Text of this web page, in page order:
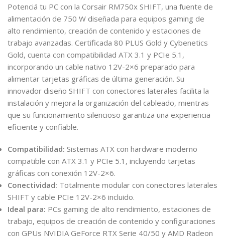
Potenciá tu PC con la Corsair RM750x SHIFT, una fuente de
alimentación de 750 W diseñada para equipos gaming de
alto rendimiento, creación de contenido y estaciones de
trabajo avanzadas. Certificada 80 PLUS Gold y Cybenetics
Gold, cuenta con compatibilidad ATX 3.1 y PCIe 5.1,
incorporando un cable nativo 12V-2×6 preparado para
alimentar tarjetas gráficas de última generación. Su
innovador diseño SHIFT con conectores laterales facilita la
instalación y mejora la organización del cableado, mientras
que su funcionamiento silencioso garantiza una experiencia
eficiente y confiable.
Compatibilidad: Sistemas ATX con hardware moderno
compatible con ATX 3.1 y PCIe 5.1, incluyendo tarjetas
gráficas con conexión 12V-2×6.
Conectividad: Totalmente modular con conectores laterales
SHIFT y cable PCIe 12V-2×6 incluido.
Ideal para: PCs gaming de alto rendimiento, estaciones de
trabajo, equipos de creación de contenido y configuraciones
con GPUs NVIDIA GeForce RTX Serie 40/50 y AMD Radeon